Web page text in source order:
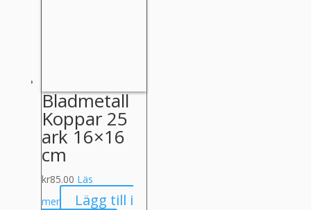
Bladmetall
Koppar 25
ark 16×16
cm
kr85.00 Läs
mer
Lägg till i